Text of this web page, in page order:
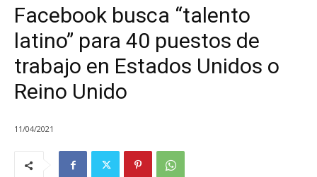
Facebook busca “talento
latino” para 40 puestos de
trabajo en Estados Unidos o
Reino Unido
11/04/2021